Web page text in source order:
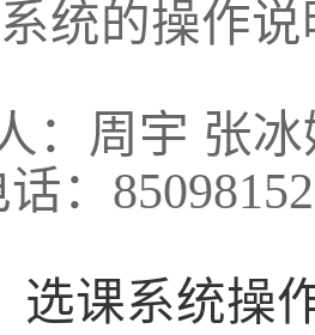
统的操作
： 周 宇 张
： 85098152
选课系统操